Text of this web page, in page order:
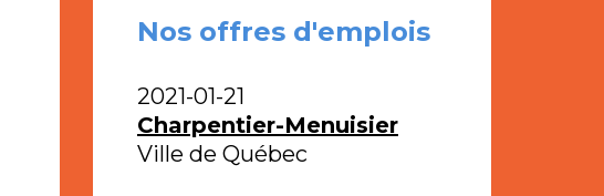
Nos offres d'emplois
2021-01-21
Charpentier-Menuisier
Ville de Québec